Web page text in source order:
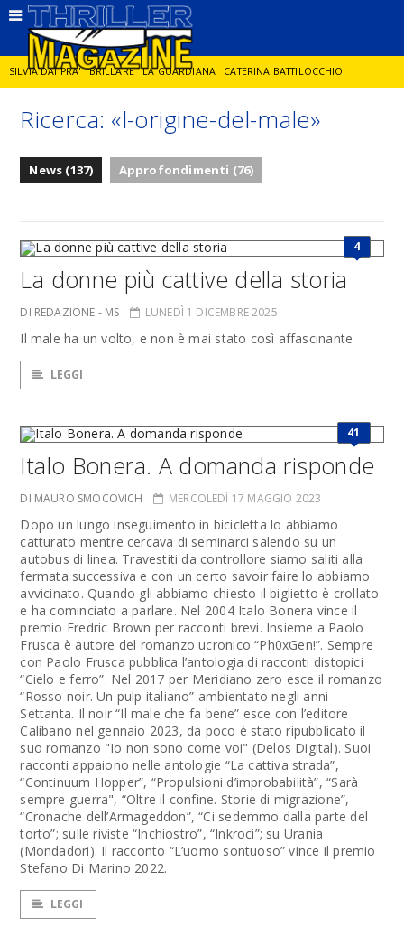
SILVIA DAI PRA' BRILLARE LA GUARDIANA CATERINA BATTILOCCHIO
JORGE DIAZ LA SPIA DELITTO IN CORNICE GIANCARLO DE CATALDO
Ricerca: «l-origine-del-male»
News (137) Approfondimenti (76)
4
La donne più cattive della storia
DI REDAZIONE - MS LUNEDÌ 1 DICEMBRE 2025
Il male ha un volto, e non è mai stato così affascinante
LEGGI
41
Italo Bonera. A domanda risponde
DI MAURO SMOCOVICH MERCOLEDÌ 17 MAGGIO 2023
Dopo un lungo inseguimento in bicicletta lo abbiamo
catturato mentre cercava di seminarci salendo su un
autobus di linea. Travestiti da controllore siamo saliti alla
fermata successiva e con un certo savoir faire lo abbiamo
avvicinato. Quando gli abbiamo chiesto il biglietto è crollato
e ha cominciato a parlare. Nel 2004 Italo Bonera vince il
premio Fredric Brown per racconti brevi. Insieme a Paolo
Frusca è autore del romanzo ucronico “Ph0xGen!”. Sempre
con Paolo Frusca pubblica l’antologia di racconti distopici
“Cielo e ferro”. Nel 2017 per Meridiano zero esce il romanzo
“Rosso noir. Un pulp italiano” ambientato negli anni
Settanta. Il noir “Il male che fa bene” esce con l’editore
Calibano nel gennaio 2023, da poco è stato ripubblicato il
suo romanzo "Io non sono come voi" (Delos Digital). Suoi
racconti appaiono nelle antologie “La cattiva strada”,
“Continuum Hopper”, “Propulsioni d’improbabilità”, “Sarà
sempre guerra", “Oltre il confine. Storie di migrazione”,
“Cronache dell’Armageddon”, “Ci sedemmo dalla parte del
torto”; sulle riviste “Inchiostro”, “Inkroci”; su Urania
(Mondadori). Il racconto “L’uomo sontuoso” vince il premio
Stefano Di Marino 2022.
LEGGI